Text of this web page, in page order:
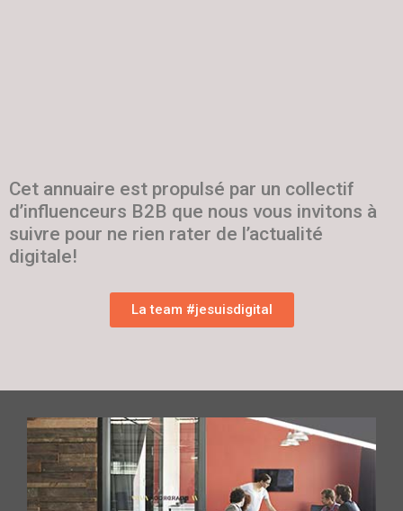
Cet annuaire est propulsé par un collectif
d’influenceurs B2B que nous vous invitons à
suivre pour ne rien rater de l’actualité
digitale!
La team #jesuisdigital